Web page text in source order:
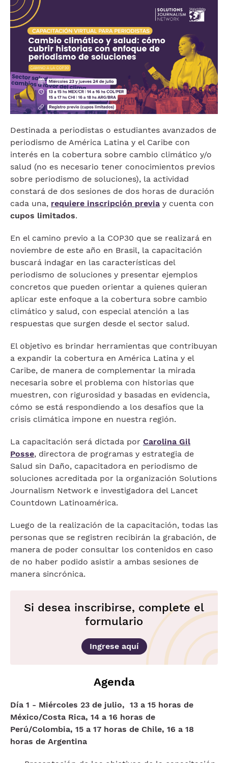
Imagen
Destinada a periodistas o estudiantes avanzados de
periodismo de América Latina y el Caribe con
interés en la cobertura sobre cambio climático y/o
salud (no es necesario tener conocimientos previos
sobre periodismo de soluciones), la actividad
constará de dos sesiones de dos horas de duración
cada una, requiere inscripción previa y cuenta con
cupos limitados.
En el camino previo a la COP30 que se realizará en
noviembre de este año en Brasil, la capacitación
buscará indagar en las características del
periodismo de soluciones y presentar ejemplos
concretos que pueden orientar a quienes quieran
aplicar este enfoque a la cobertura sobre cambio
climático y salud, con especial atención a las
respuestas que surgen desde el sector salud.
El objetivo es brindar herramientas que contribuyan
a expandir la cobertura en América Latina y el
Caribe, de manera de complementar la mirada
necesaria sobre el problema con historias que
muestren, con rigurosidad y basadas en evidencia,
cómo se está respondiendo a los desafíos que la
crisis climática impone en nuestra región.
La capacitación será dictada por Carolina Gil
Posse, directora de programas y estrategia de
Salud sin Daño, capacitadora en periodismo de
soluciones acreditada por la organización Solutions
Journalism Network e investigadora del Lancet
Countdown Latinoamérica.
Luego de la realización de la capacitación, todas las
personas que se registren recibirán la grabación, de
manera de poder consultar los contenidos en caso
de no haber podido asistir a ambas sesiones de
manera sincrónica.
Si desea inscribirse, complete el
formulario
Ingrese aquí
Agenda
Día 1 - Miércoles 23 de julio, 13 a 15 horas de
México/Costa Rica, 14 a 16 horas de
Perú/Colombia, 15 a 17 horas de Chile, 16 a 18
horas de Argentina